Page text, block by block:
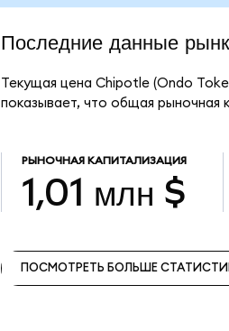
Последние данные
Текущая цена Chipotle (Ondo
показывает, что общая рыночная
РЫНОЧНАЯ КАПИТАЛИЗАЦИЯ
1,01 млн $
ПОСМОТРЕТЬ БОЛЬШЕ